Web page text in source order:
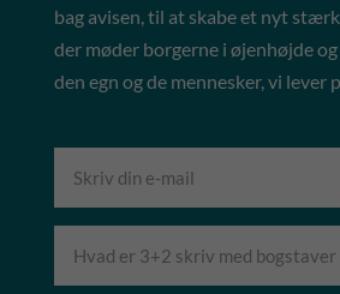
bag avisen, til at skabe et nyt
der møder borgerne i øjenhøjde
den egn og de mennesker, vi lever